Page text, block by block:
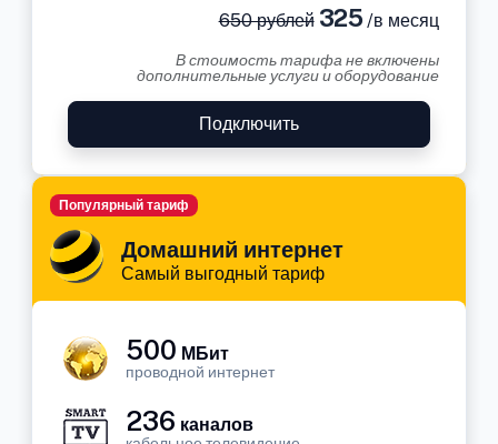
650 рублей325 /в месяц
В стоимость тарифа не включены
дополнительные услуги и оборудование
Подключить
Домашний интернет
Самый выгодный тариф
Популярный тариф
500 МБит
проводной интернет
236 каналов